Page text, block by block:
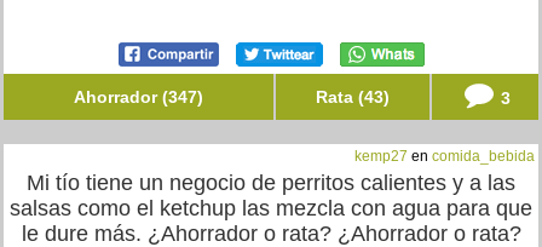
Ahorrador (347) Rata (43) 3
kemp27 en comida_bebida
Mi tío tiene un negocio de perritos calientes y a las
salsas como el ketchup las mezcla con agua para que
le dure más. ¿Ahorrador o rata? ¿Ahorrador o rata?